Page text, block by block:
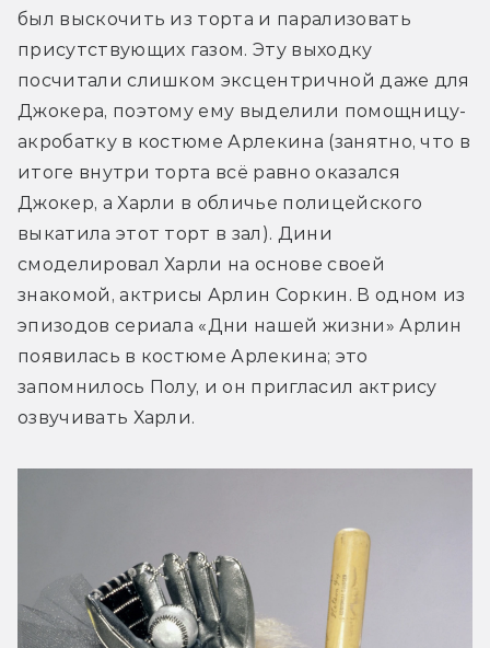
был выскочить из торта и парализовать
присутствующих газом. Эту выходку
посчитали слишком эксцентричной даже для
Джокера, поэтому ему выделили помощницу-
акробатку в костюме Арлекина (занятно, что в
итоге внутри торта всё равно оказался
Джокер, а Харли в обличье полицейского
выкатила этот торт в зал). Дини
смоделировал Харли на основе своей
знакомой, актрисы Арлин Соркин. В одном из
эпизодов сериала «Дни нашей жизни» Арлин
появилась в костюме Арлекина; это
запомнилось Полу, и он пригласил актрису
озвучивать Харли.